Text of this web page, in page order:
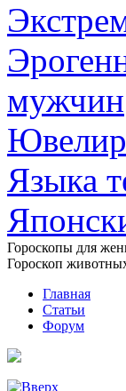
мужчин
Языка
Гороскопы для
Гороскоп
Главная
Статьи
Форум